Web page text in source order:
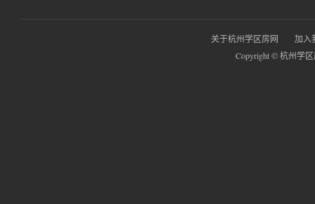
关于杭州学区房网
加入
Copyright © 杭州学